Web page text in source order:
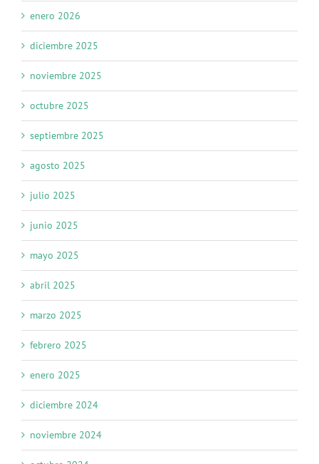
enero 2026
diciembre 2025
noviembre 2025
octubre 2025
septiembre 2025
agosto 2025
julio 2025
junio 2025
mayo 2025
abril 2025
marzo 2025
febrero 2025
enero 2025
diciembre 2024
noviembre 2024